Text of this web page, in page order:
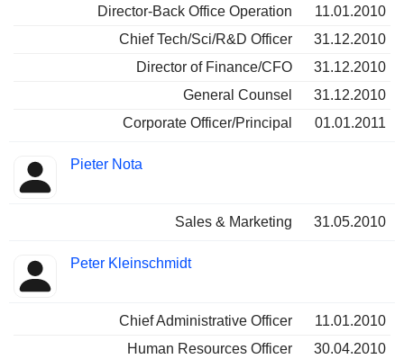
Director-Back Office Operation
11.01.2010
Chief Tech/Sci/R&D Officer
31.12.2010
Director of Finance/CFO
31.12.2010
General Counsel
31.12.2010
Corporate Officer/Principal
01.01.2011
Pieter Nota
Sales & Marketing 31.05.2010
Peter Kleinschmidt
Chief Administrative Officer
11.01.2010
Human Resources Officer
30.04.2010